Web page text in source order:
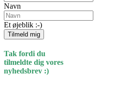
Navn
Et øjeblik :-)
Tilmeld mig
Tak fordi du
tilmeldte dig vores
nyhedsbrev :)